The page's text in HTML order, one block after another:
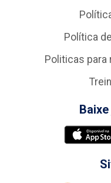
Política
Politicas para